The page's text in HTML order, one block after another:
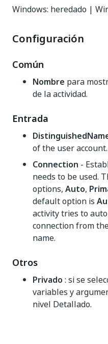
Windows: heredado |
Configuración
Común
Nombre para
de la actividad.
Entrada
of the user account.
Connection -
needs to be used.
options, Auto,
default option is
activity tries to
connection from
name.
Otros
Privado : si se
variables y
nivel Detallado.